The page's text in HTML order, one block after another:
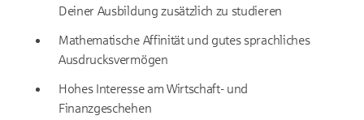
Deiner Ausbildung zusätzlich zu studieren
Mathematische Affinität und gutes sprachliches
Ausdrucksvermögen
Hohes Interesse am Wirtschaft- und
Finanzgeschehen